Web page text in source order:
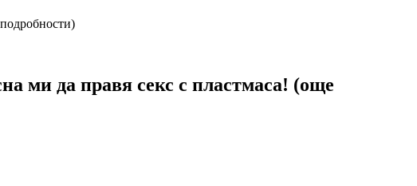
ми да правя секс с пластмаса! (още